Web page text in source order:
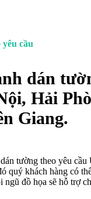
cầu
dán
Hải
Giang.
tường theo yêu
quý khách hàng có
ngũ đồ họa sẽ hỗ trợ